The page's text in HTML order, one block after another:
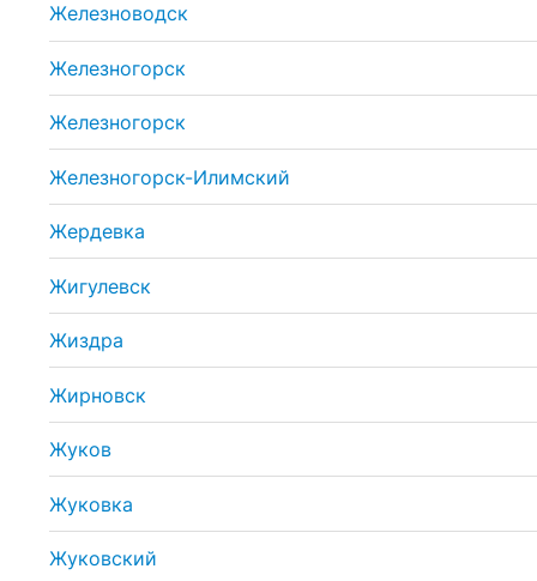
Железноводск
Железногорск
Железногорск
Железногорск-Илимский
Жердевка
Жигулевск
Жиздра
Жирновск
Жуков
Жуковка
Жуковский